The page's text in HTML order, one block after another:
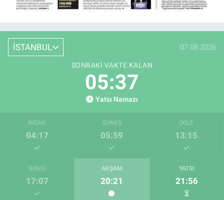
İSTANBUL 07.08.2026
SONRAKI VAKTE KALAN
05:36
Yatsı Namazı
İMSAK
04:17
GÜNEŞ
05:59
ÖĞLE
13:15
İKINDI
17:07
AKŞAM
20:21
YATSI
21:56